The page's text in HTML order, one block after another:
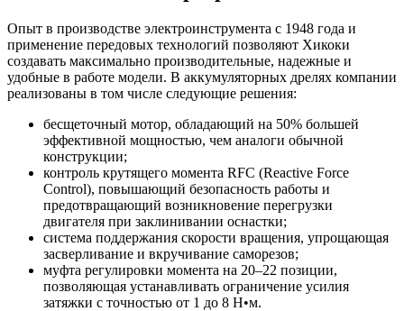
Опыт в производстве электроинструмента с 1948 года и
применение передовых технологий позволяют Хикоки
создавать максимально производительные, надежные и
удобные в работе модели. В аккумуляторных дрелях компании
реализованы в том числе следующие решения:
бесщеточный мотор, обладающий на 50% большей
эффективной мощностью, чем аналоги обычной
конструкции;
контроль крутящего момента RFC (Reactive Force
Control), повышающий безопасность работы и
предотвращающий возникновение перегрузки
двигателя при заклинивании оснастки;
система поддержания скорости вращения, упрощающая
засверливание и вкручивание саморезов;
муфта регулировки момента на 20–22 позиции,
позволяющая устанавливать ограничение усилия
затяжки с точностью от 1 до 8 Н•м.